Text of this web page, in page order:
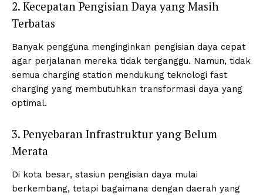
2. Kecepatan Pengisian Daya yang Masih
Terbatas
Banyak pengguna menginginkan pengisian daya cepat
agar perjalanan mereka tidak terganggu. Namun, tidak
semua charging station mendukung teknologi fast
charging yang membutuhkan transformasi daya yang
optimal.
3. Penyebaran Infrastruktur yang Belum
Merata
Di kota besar, stasiun pengisian daya mulai
berkembang, tetapi bagaimana dengan daerah yang